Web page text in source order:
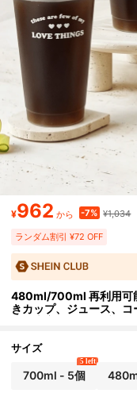
¥962 から -7% ¥1,034
ランダム割引 ¥72 OFF
480ml/700ml 再利用可
きカップ、ジュース、
サイズ
700ml - 5個
5 left